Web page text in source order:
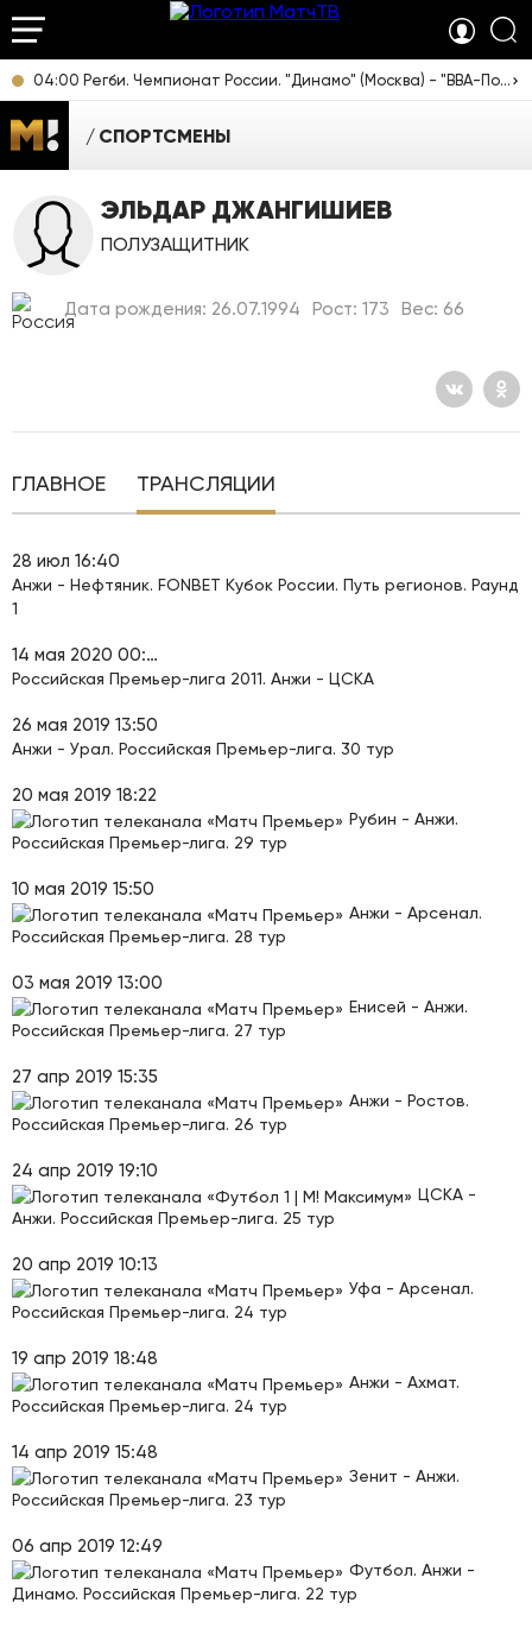
04:00 Регби. Чемпионат России. "Динамо" (Москва) - "ВВА-Подмосковье" (Монино) [12+]
СПОРТСМЕНЫ
ЭЛЬДАР ДЖАНГИШИЕВ
ПОЛУЗАЩИТНИК
Дата рождения: 26.07.1994 Рост: 173 Вес: 66
ГЛАВНОЕ ТРАНСЛЯЦИИ
28 июл 16:40
Анжи - Нефтяник. FONBET Кубок России. Путь регионов. Раунд
1
14 мая 2020 00:45
Российская Премьер-лига 2011. Анжи - ЦСКА
26 мая 2019 13:50
Анжи - Урал. Российская Премьер-лига. 30 тур
20 мая 2019 18:22
Рубин - Анжи.
Российская Премьер-лига. 29 тур
10 мая 2019 15:50
Анжи - Арсенал.
Российская Премьер-лига. 28 тур
03 мая 2019 13:00
Енисей - Анжи.
Российская Премьер-лига. 27 тур
27 апр 2019 15:35
Анжи - Ростов.
Российская Премьер-лига. 26 тур
24 апр 2019 19:10
ЦСКА -
Анжи. Российская Премьер-лига. 25 тур
20 апр 2019 10:13
Уфа - Арсенал.
Российская Премьер-лига. 24 тур
19 апр 2019 18:48
Анжи - Ахмат.
Российская Премьер-лига. 24 тур
14 апр 2019 15:48
Зенит - Анжи.
Российская Премьер-лига. 23 тур
06 апр 2019 12:49
Футбол. Анжи -
Динамо. Российская Премьер-лига. 22 тур